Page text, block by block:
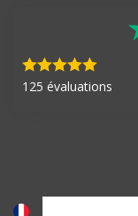
125 évaluations